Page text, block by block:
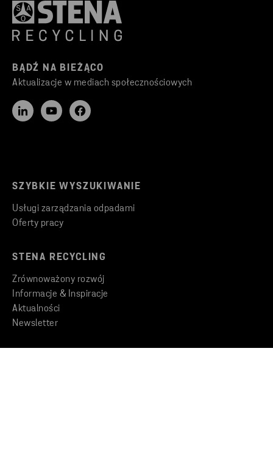
BĄDŹ NA BIEŻĄCO
Aktualizacje w mediach społecznościowych
SZYBKIE WYSZUKIWANIE
Usługi zarządzania odpadami
Oferty pracy
STENA RECYCLING
Zrównoważony rozwój
Informacje & Inspiracje
Aktualności
Newsletter